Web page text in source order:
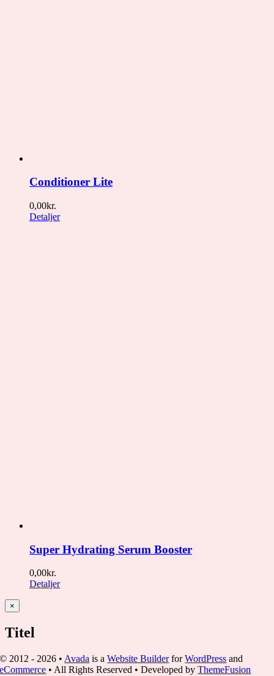
Conditioner Lite
0,00kr.
Detaljer
Super Hydrating Serum Booster
0,00kr.
Detaljer
Close
product
view
×
Titel
© 2012 - 2026 • Avada is aWebsite BuilderforWordPress and
eCommerce • All Rights Reserved • Developed byThemeFusion